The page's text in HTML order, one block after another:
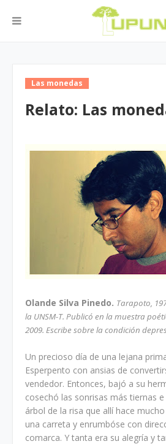
Las monedas
Relato: Las
Olande Silva Pinedo. Tarapoto,
la UNSM-T. Publicó en la muestra
2009. Escribe sobre la condición
Un precioso día de una lejana
Esperpento con ansias de
vendedor. Entonces, bajó a su
cosechó las sonrisas más tiernas
árbol de la risa que allí hace
una carreta y enrumbóse con
comarca. Y tanta era su alegría y